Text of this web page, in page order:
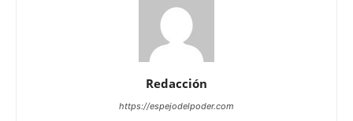
Redacción
https://espejodelpoder.com